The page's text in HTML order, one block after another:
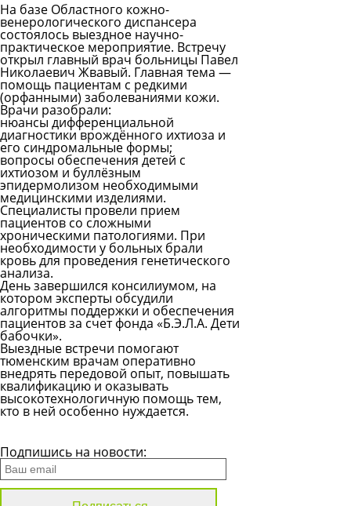
На базе Областного кожно-
венерологического диспансера
состоялось выездное научно-
практическое мероприятие. Встречу
открыл главный врач больницы Павел
Николаевич Жвавый. Главная тема —
помощь пациентам с редкими
(орфанными) заболеваниями кожи.
Врачи разобрали:
нюансы дифференциальной
диагностики врождённого ихтиоза и
его синдромальные формы;
вопросы обеспечения детей с
ихтиозом и буллёзным
эпидермолизом необходимыми
медицинскими изделиями.
Специалисты провели прием
пациентов со сложными
хроническими патологиями. При
необходимости у больных брали
кровь для проведения генетического
анализа.
День завершился консилиумом, на
котором эксперты обсудили
алгоритмы поддержки и обеспечения
пациентов за счет фонда «Б.Э.Л.А. Дети
бабочки».
Выездные встречи помогают
тюменским врачам оперативно
внедрять передовой опыт, повышать
квалификацию и оказывать
высокотехнологичную помощь тем,
кто в ней особенно нуждается.
Подпишись на новости: